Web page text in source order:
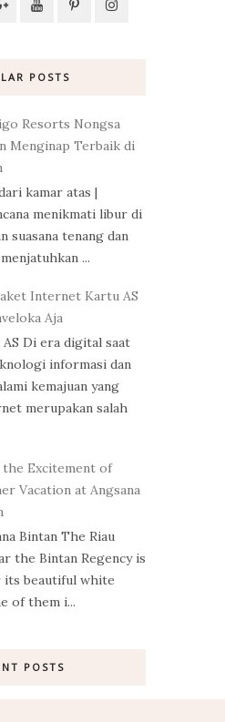
POSTS
Resorts Nongsa
Menginap Terbaik di
kamar atas |
menikmati libur di
suasana tenang dan
...
Internet Kartu AS
Aja
Di era digital saat
informasi dan
kemajuan yang
merupakan salah
the Excitement of
Vacation at Angsana
Bintan The Riau
the Bintan Regency is
its beautiful white
of them i...
POSTS